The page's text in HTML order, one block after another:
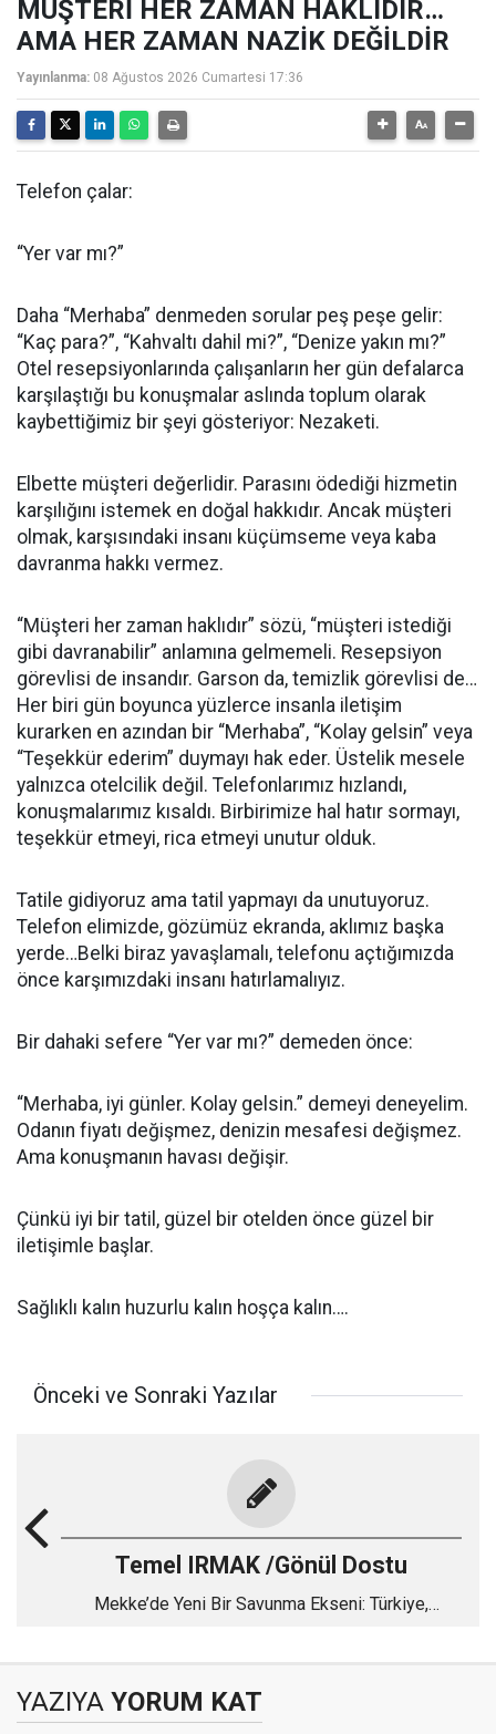
MÜŞTERİ HER ZAMAN HAKLIDIR…
AMA HER ZAMAN NAZİK DEĞİLDİR
Yayınlanma: 08 Ağustos 2026 Cumartesi 17:36
Telefon çalar:
“Yer var mı?”
Daha “Merhaba” denmeden sorular peş peşe gelir:
“Kaç para?”, “Kahvaltı dahil mi?”, “Denize yakın mı?”
Otel resepsiyonlarında çalışanların her gün defalarca
karşılaştığı bu konuşmalar aslında toplum olarak
kaybettiğimiz bir şeyi gösteriyor: Nezaketi.
Elbette müşteri değerlidir. Parasını ödediği hizmetin
karşılığını istemek en doğal hakkıdır. Ancak müşteri
olmak, karşısındaki insanı küçümseme veya kaba
davranma hakkı vermez.
“Müşteri her zaman haklıdır” sözü, “müşteri istediği
gibi davranabilir” anlamına gelmemeli. Resepsiyon
görevlisi de insandır. Garson da, temizlik görevlisi de…
Her biri gün boyunca yüzlerce insanla iletişim
kurarken en azından bir “Merhaba”, “Kolay gelsin” veya
“Teşekkür ederim” duymayı hak eder. Üstelik mesele
yalnızca otelcilik değil. Telefonlarımız hızlandı,
konuşmalarımız kısaldı. Birbirimize hal hatır sormayı,
teşekkür etmeyi, rica etmeyi unutur olduk.
Tatile gidiyoruz ama tatil yapmayı da unutuyoruz.
Telefon elimizde, gözümüz ekranda, aklımız başka
yerde…Belki biraz yavaşlamalı, telefonu açtığımızda
önce karşımızdaki insanı hatırlamalıyız.
Bir dahaki sefere “Yer var mı?” demeden önce:
“Merhaba, iyi günler. Kolay gelsin.” demeyi deneyelim.
Odanın fiyatı değişmez, denizin mesafesi değişmez.
Ama konuşmanın havası değişir.
Çünkü iyi bir tatil, güzel bir otelden önce güzel bir
iletişimle başlar.
Sağlıklı kalın huzurlu kalın hoşça kalın….
Önceki ve Sonraki Yazılar
Temel IRMAK /Gönül Dostu
Mekke’de Yeni Bir Savunma Ekseni: Türkiye,
YAZIYA YORUM KAT